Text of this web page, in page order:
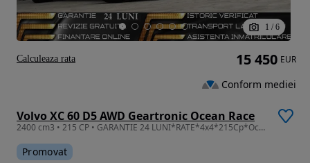
1 / 6
Volvo XC 60 D5 AWD Geartronic Ocean Race
2400 cm3 • 215 CP • GARANTIE 24 LUNI*RATE*4x4*215Cp*Ocean Race *Automata*Trapa*Piele*Full
Promovat
15 450 EUR
Conform mediei
Calculeaza rata